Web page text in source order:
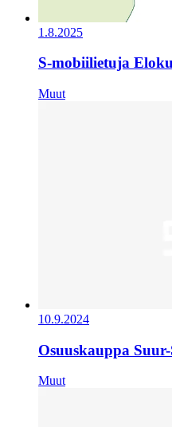
1.8.2025
S-mobiilietuja
Muut
10.9.2024
Osuuskauppa
Muut